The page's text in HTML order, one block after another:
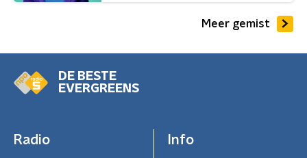
Meer gemist
DE BESTE
EVERGREENS
Radio Info